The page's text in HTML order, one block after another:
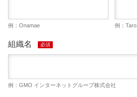
例：Onamae 例：Taro
組織名 必須
例：GMO インターネットグループ株式会社